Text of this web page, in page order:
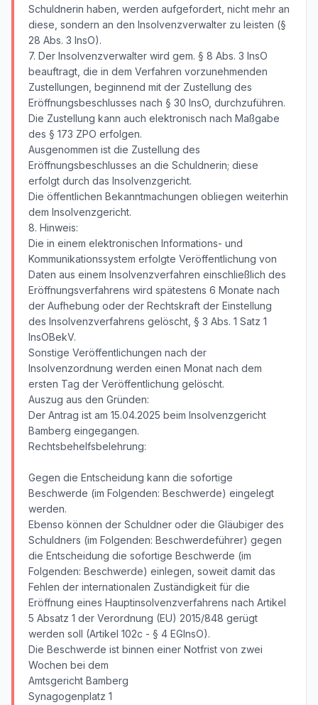
Schuldnerin haben, werden aufgefordert, nicht mehr an
diese, sondern an den Insolvenzverwalter zu leisten (§
28 Abs. 3 InsO).
7. Der Insolvenzverwalter wird gem. § 8 Abs. 3 InsO
beauftragt, die in dem Verfahren vorzunehmenden
Zustellungen, beginnend mit der Zustellung des
Eröffnungsbeschlusses nach § 30 InsO, durchzuführen.
Die Zustellung kann auch elektronisch nach Maßgabe
des § 173 ZPO erfolgen.
Ausgenommen ist die Zustellung des
Eröffnungsbeschlusses an die Schuldnerin; diese
erfolgt durch das Insolvenzgericht.
Die öffentlichen Bekanntmachungen obliegen weiterhin
dem Insolvenzgericht.
8. Hinweis:
Die in einem elektronischen Informations- und
Kommunikationssystem erfolgte Veröffentlichung von
Daten aus einem Insolvenzverfahren einschließlich des
Eröffnungsverfahrens wird spätestens 6 Monate nach
der Aufhebung oder der Rechtskraft der Einstellung
des Insolvenzverfahrens gelöscht, § 3 Abs. 1 Satz 1
InsOBekV.
Sonstige Veröffentlichungen nach der
Insolvenzordnung werden einen Monat nach dem
ersten Tag der Veröffentlichung gelöscht.
Auszug aus den Gründen:
Der Antrag ist am 15.04.2025 beim Insolvenzgericht
Bamberg eingegangen.
Rechtsbehelfsbelehrung:
Gegen die Entscheidung kann die sofortige
Beschwerde (im Folgenden: Beschwerde) eingelegt
werden.
Ebenso können der Schuldner oder die Gläubiger des
Schuldners (im Folgenden: Beschwerdeführer) gegen
die Entscheidung die sofortige Beschwerde (im
Folgenden: Beschwerde) einlegen, soweit damit das
Fehlen der internationalen Zuständigkeit für die
Eröffnung eines Hauptinsolvenzverfahrens nach Artikel
5 Absatz 1 der Verordnung (EU) 2015/848 gerügt
werden soll (Artikel 102c - § 4 EGInsO).
Die Beschwerde ist binnen einer Notfrist von zwei
Wochen bei dem
Amtsgericht Bamberg
Synagogenplatz 1